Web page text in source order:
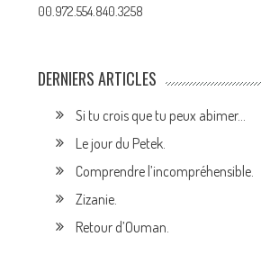
00.972.554.840.3258
DERNIERS ARTICLES
Si tu crois que tu peux abimer…
Le jour du Petek.
Comprendre l’incompréhensible.
Zizanie.
Retour d’Ouman.